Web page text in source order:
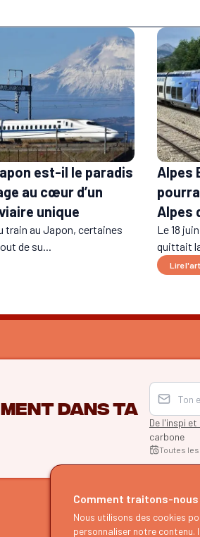
est-il le paradis
au cœur d’un
unique
train au Japon, certaines
de su...
Alpes
Alpes
Le 18
quittait la
Lire
dans ta
De l'inspi
carbone
Toutes
Recherche
Nos guides
Notre blog
Comment traitons-nous
Nous utilisons des cookies
personnaliser notre